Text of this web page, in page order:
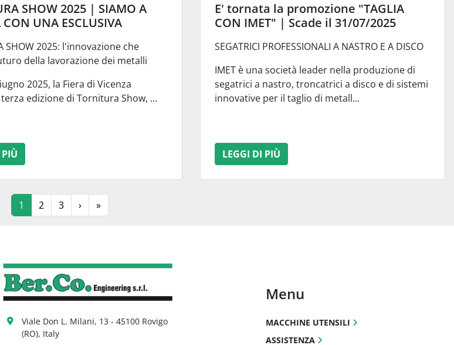
SHOW 2025 | SIAMO A
UNA ESCLUSIVA
SHOW 2025: l'innovazione che
della lavorazione dei metalli
2025, la Fiera di Vicenza
edizione di Tornitura Show, ...
E' tornata la promozione "TAGLIA
CON IMET" | Scade il 31/07/2025
SEGATRICI PROFESSIONALI A NASTRO E A DISCO
IMET è una società leader nella produzione di
segatrici a nastro, troncatrici a disco e di sistemi
innovative per il taglio di metall...
LEGGI DI PIÙ
1 2 3 › »
Viale Don L. Milani, 13 - 45100 Rovigo
(RO), Italy
Menu
MACCHINE UTENSILI
ASSISTENZA